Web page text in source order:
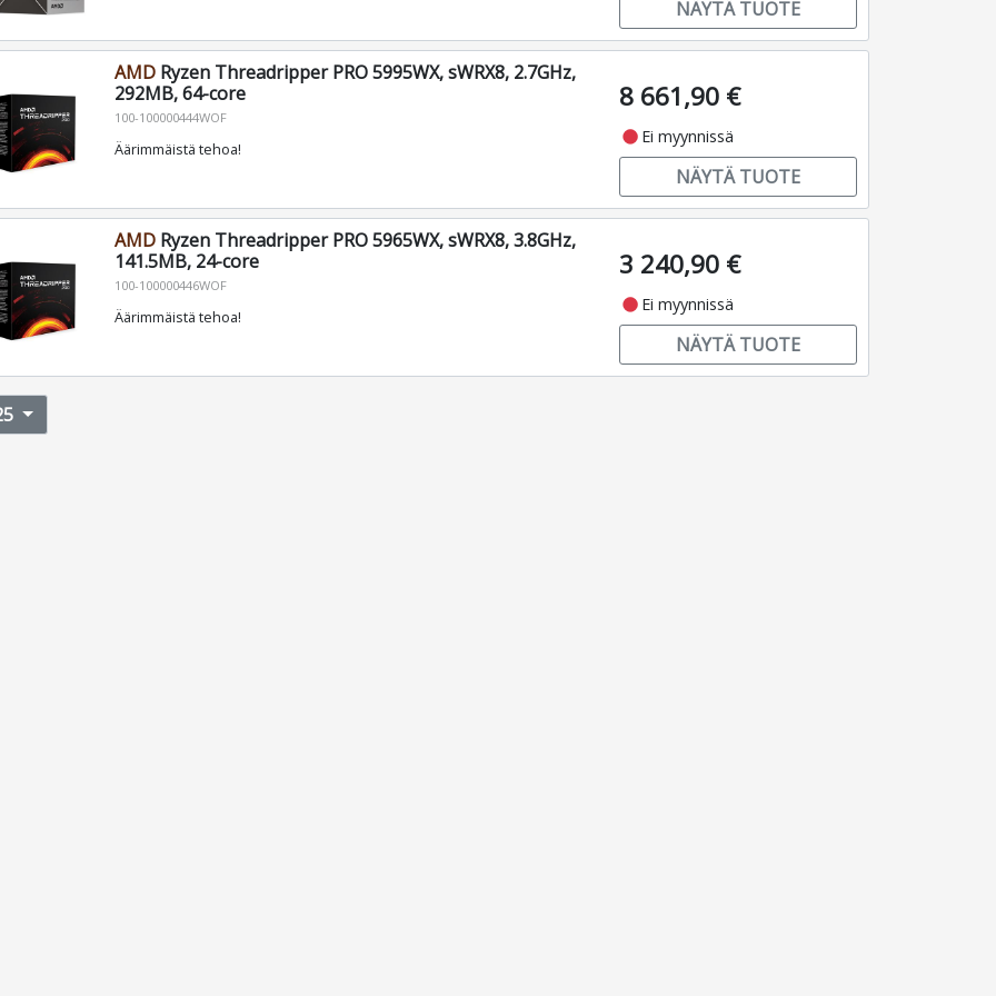
NÄYTÄ TUOTE
AMDRyzen Threadripper PRO 5995WX, sWRX8, 2.7GHz,
292MB, 64-core
100-100000444WOF
Äärimmäistä tehoa!
8 661,90 €
fiber_manual_record Ei myynnissä
NÄYTÄ TUOTE
AMDRyzen Threadripper PRO 5965WX, sWRX8, 3.8GHz,
141.5MB, 24-core
100-100000446WOF
Äärimmäistä tehoa!
3 240,90 €
fiber_manual_record Ei myynnissä
NÄYTÄ TUOTE